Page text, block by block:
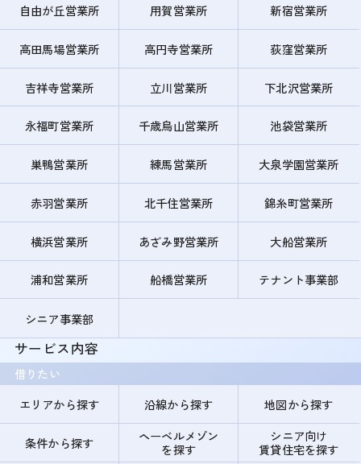
自由が丘営業所 用賀営業所 新宿営業所
高田馬場営業所 高円寺営業所 荻窪営業所
吉祥寺営業所 立川営業所 下北沢営業所
永福町営業所 千歳烏山営業所 池袋営業所
巣鴨営業所 練馬営業所 大泉学園営業所
赤羽営業所 北千住営業所 錦糸町営業所
横浜営業所 あざみ野営業所 大船営業所
浦和営業所 船橋営業所 テナント事業部
シニア事業部
サービス内容
借りたい
エリアから探す
沿線から探す 地図から探す
条件から探す
ヘーベルメゾン
を探す
シニア向け
賃貸住宅を探す